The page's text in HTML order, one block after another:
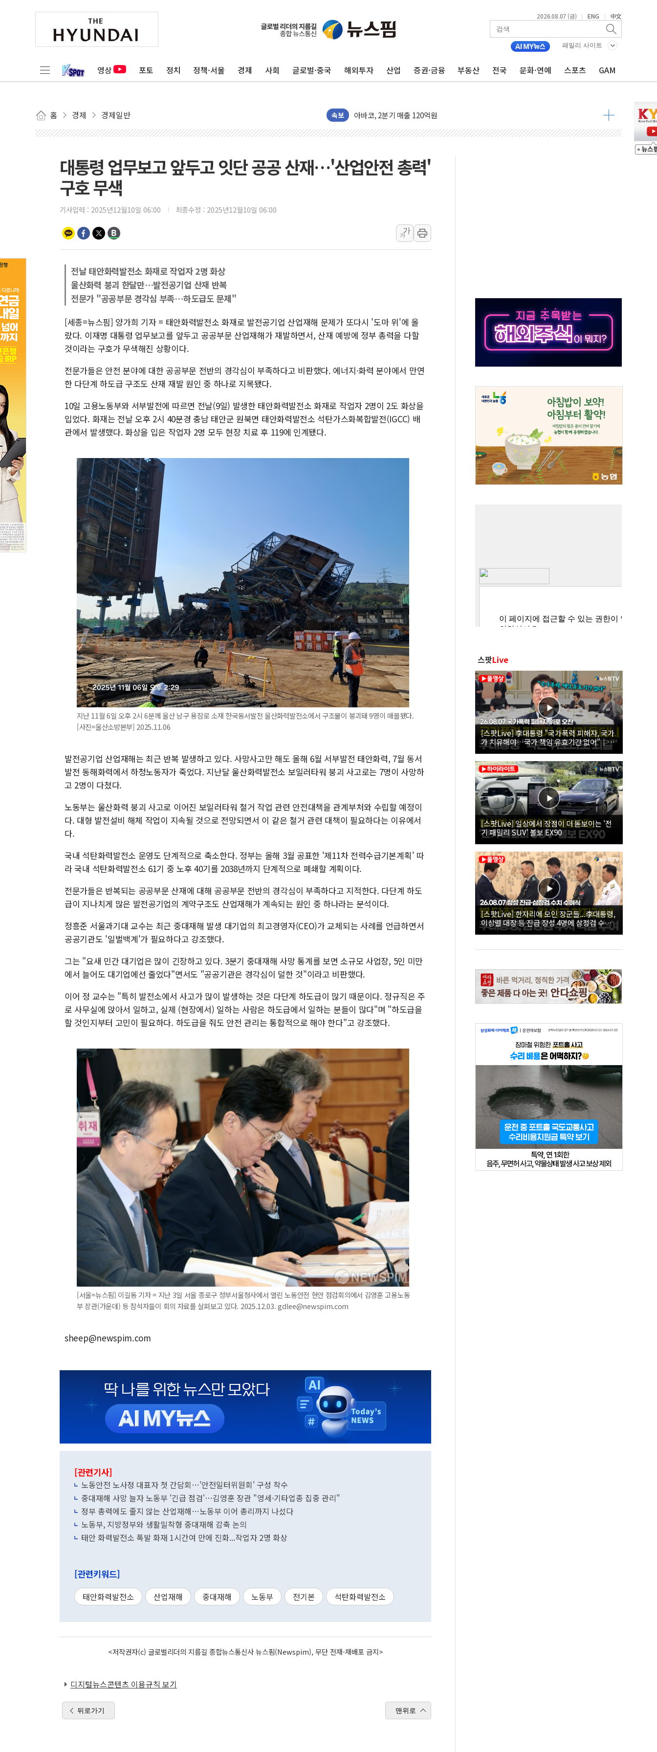
2026.08.07 (금) | ENG | 中文
패밀리 사이트
영상 포토 정치 정책·서울 경제 사회 글로벌·중국 해외투자 산업 증권·금융 부동산 전국 문화·연예 스포츠 GAM
홈 경제 경제일반 속보
태국 학교서 중학생 총기 난사...최소 7명 사망
신세계사이먼 '대구 프리미엄 아울렛' 건립 '본궤도'
李대통령, 호우 피해 경북 안동·의성 특별재난지역 선포
워트, 상반기 영업이익 30억원
프롬바이오, 10일 거래 재개…"재무구조 개편"
랩지노믹스 "디엑솜과 美 암 진단 분야 독점 라이선스 계약"
보로노이, 폐암 치료제 'VRN11' 캐나다 IND 신청
푸본현대생명, 육군 3군단과 군 장병 금융교육·전역 지원 협약
1순위보다 낮은 특별공급 경쟁률… 실수요자 관심
컴투스 '제우스: 오만의 신' 26일 출시, 유저의 캐릭터가 AI로 플레이한다
네이버 클립, 시청 만으로 혜택 얻는 피드코인 이벤트 진행
서울 재건축·재개발 정상화시 5년 내 9만가구 순증...이주 대란도 제한적
대통령 업무보고 앞두고 잇단 공공 산재…'산업안전 총력'
구호 무색
기사입력 : 2025년12월10일 06:00 최종수정 : 2025년12월10일 06:00
가
가
전날 태안화력발전소 화재로 작업자 2명 화상
울산화력 붕괴 한달만…발전공기업 산재 반복
전문가 "공공부문 경각심 부족…하도급도 문제"
[세종=뉴스핌] 양가희 기자 = 태안화력발전소 화재로 발전공기업 산업재해 문제가 또다시 '도마 위'에 올
랐다. 이재명 대통령 업무보고를 앞두고 공공부문 산업재해가 재발하면서, 산재 예방에 정부 총력을 다할
것이라는 구호가 무색해진 상황이다.
전문가들은 안전 분야에 대한 공공부문 전반의 경각심이 부족하다고 비판했다. 에너지·화력 분야에서 만연
한 다단계 하도급 구조도 산재 재발 원인 중 하나로 지목됐다.
10일 고용노동부와 서부발전에 따르면 전날(9일) 발생한 태안화력발전소 화재로 작업자 2명이 2도 화상을
입었다. 화재는 전날 오후 2시 40분경 충남 태안군 원북면 태안화력발전소 석탄가스화복합발전(IGCC) 배
관에서 발생했다. 화상을 입은 작업자 2명 모두 현장 치료 후 119에 인계됐다.
지난 11월 6일 오후 2시 6분께 울산 남구 용잠로 소재 한국동서발전 울산화력발전소에서 구조물이 붕괴돼 9명이 매몰됐다.
[사진=울산소방본부] 2025.11.06
발전공기업 산업재해는 최근 반복 발생하고 있다. 사망사고만 해도 올해 6월 서부발전 태안화력, 7월 동서
발전 동해화력에서 하청노동자가 죽었다. 지난달 울산화력발전소 보일러타워 붕괴 사고로는 7명이 사망하
고 2명이 다쳤다.
노동부는 울산화력 붕괴 사고로 이어진 보일러타워 철거 작업 관련 안전대책을 관계부처와 수립할 예정이
다. 대형 발전설비 해체 작업이 지속될 것으로 전망되면서 이 같은 철거 관련 대책이 필요하다는 이유에서
다.
국내 석탄화력발전소 운영도 단계적으로 축소한다. 정부는 올해 3월 공표한 '제11차 전력수급기본계획' 따
라 국내 석탄화력발전소 61기 중 노후 40기를 2038년까지 단계적으로 폐쇄할 계획이다.
전문가들은 반복되는 공공부문 산재에 대해 공공부문 전반의 경각심이 부족하다고 지적한다. 다단계 하도
급이 지나치게 많은 발전공기업의 계약구조도 산업재해가 계속되는 원인 중 하나라는 분석이다.
정흥준 서울과기대 교수는 최근 중대재해 발생 대기업의 최고경영자(CEO)가 교체되는 사례를 언급하면서
공공기관도 '일벌백계'가 필요하다고 강조했다.
그는 "요새 민간 대기업은 많이 긴장하고 있다. 3분기 중대재해 사망 통계를 보면 소규모 사업장, 5인 미만
에서 늘어도 대기업에선 줄었다"면서도 "공공기관은 경각심이 덜한 것"이라고 비판했다.
이어 정 교수는 "특히 발전소에서 사고가 많이 발생하는 것은 다단계 하도급이 많기 때문이다. 정규직은 주
로 사무실에 앉아서 일하고, 실제 (현장에서) 일하는 사람은 하도급에서 일하는 분들이 많다"며 "하도급을
할 것인지부터 고민이 필요하다. 하도급을 줘도 안전 관리는 통합적으로 해야 한다"고 강조했다.
[서울=뉴스핌] 이길동 기자 = 지난 3일 서울 종로구 정부서울청사에서 열린 노동안전 현안 점검회의에서 김영훈 고용노동
부 장관(가운데) 등 참석자들이 회의 자료를 살펴보고 있다. 2025.12.03. gdlee@newspim.com
sheep@newspim.com
[관련기사]
노동안전 노사정 대표자 첫 간담회…'안전일터위원회' 구성 착수
중대재해 사망 늘자 노동부 '긴급 점검'…김영훈 장관 "영세·기타업종 집중 관리"
정부 총력에도 줄지 않는 산업재해…노동부 이어 총리까지 나섰다
노동부, 지방정부와 생활밀착형 중대재해 감축 논의
태안 화력발전소 폭발 화재 1시간여 만에 진화...작업자 2명 화상
[관련키워드]
태안화력발전소 산업재해 중대재해 노동부 전기본 석탄화력발전소
<저작권자(c) 글로벌리더의 지름길 종합뉴스통신사 뉴스핌(Newspim), 무단 전재-재배포 금지>
디지털뉴스콘텐츠 이용규칙 보기
뒤로가기 맨위로
스팟Live
[스팟Live] 李대통령 "국가폭력 피해자, 국가
가 치유해야…국가 책임 유효기간 없어"｜
26.08.07 국가폭력 피해자 위로 오찬
[스팟Live] 일상에서 장점이 더 돋보이는 '전
기 패밀리 SUV' 볼보 EX90
[스팟Live] 한자리에 모인 장군들...李대통령,
이상렬 대장 등 진급 장성 4명에 삼정검 수치
직접 수여｜26.08.07 장성 진급·삼정검 수치